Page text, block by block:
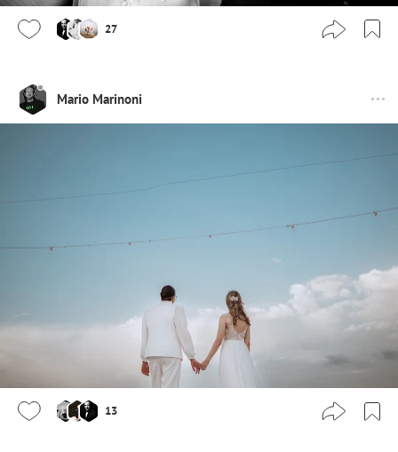
27
Mario Marinoni
13